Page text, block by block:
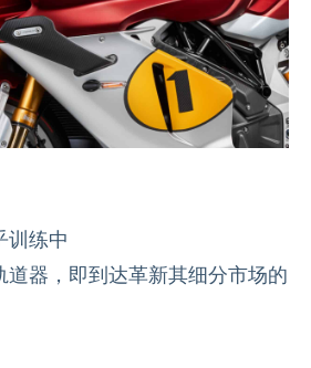
训练中
道器，即到达革新其细分市场的